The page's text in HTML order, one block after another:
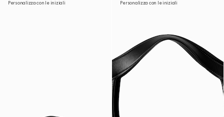
Personalizza con le iniziali Personalizza con le iniziali